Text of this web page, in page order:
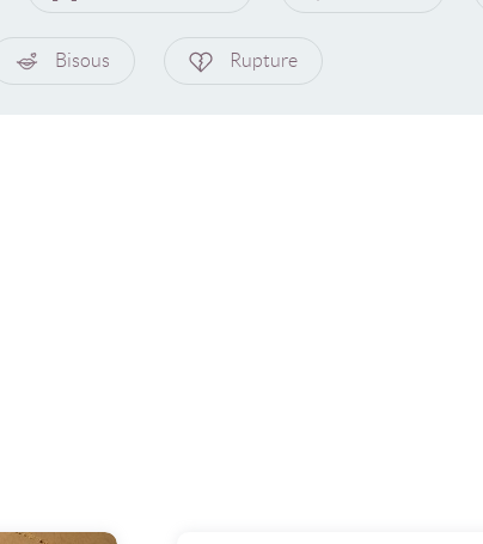
Bisous Rupture